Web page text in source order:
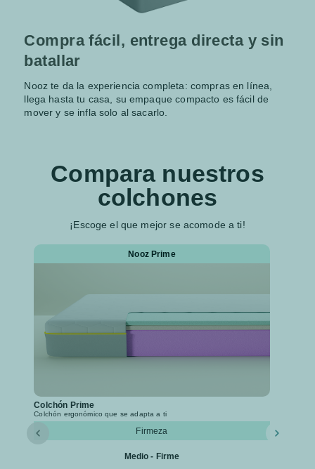
Compra fácil, entrega directa y sin
batallar
Nooz te da la experiencia completa: compras en línea,
llega hasta tu casa, su empaque compacto es fácil de
mover y se infla solo al sacarlo.
Compara nuestros
colchones
¡Escoge el que mejor se acomode a ti!
Nooz Prime
Colchón Prime
Colchón ergonómico que se adapta a ti
Firmeza
Medio - Firme